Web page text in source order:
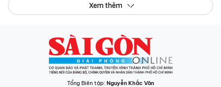
Xem thêm
Tổng Biên tập: Nguyễn Khắc Văn